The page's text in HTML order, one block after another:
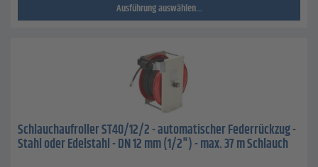
Ausführung auswählen...
Schlauchaufroller ST40/12/2 - automatischer Federrückzug -
Stahl oder Edelstahl - DN 12 mm (1/2") - max. 37 m Schlauch